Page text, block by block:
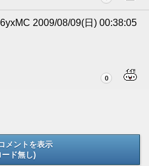
2009/08/09(日) 00:38:05
0
メントを表示
ード無し)